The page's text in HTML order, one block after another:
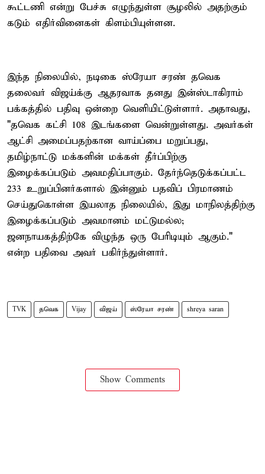
கூட்டணி என்று பேச்சு எழுந்துள்ள சூழலில் அதற்கும்
கடும் எதிர்வினைகள் கிளம்பியுள்ளன.
இந்த நிலையில், நடிகை ஸ்ரேயா சரண் தவெக
தலைவர் விஜய்க்கு ஆதரவாக தனது இன்ஸ்டாகிராம்
பக்கத்தில் பதிவு ஒன்றை வெளியிட்டுள்ளார். அதாவது,
"தவெக கட்சி 108 இடங்களை வென்றுள்ளது. அவர்கள்
ஆட்சி அமைப்பதற்கான வாய்ப்பை மறுப்பது,
தமிழ்நாட்டு மக்களின் மக்கள் தீர்ப்பிற்கு
இழைக்கப்படும் அவமதிப்பாகும். தேர்ந்தெடுக்கப்பட்ட
233 உறுப்பினர்களால் இன்னும் பதவிப் பிரமாணம்
செய்துகொள்ள இயலாத நிலையில், இது மாநிலத்திற்கு
இழைக்கப்படும் அவமானம் மட்டுமல்ல;
ஜனநாயகத்திற்கே விழுந்த ஒரு பேரிடியும் ஆகும்."
என்ற பதிவை அவர் பகிர்ந்துள்ளார்.
TVK தவெக Vijay விஜய் ஸ்ரேயா சரண் shreya saran
Show Comments